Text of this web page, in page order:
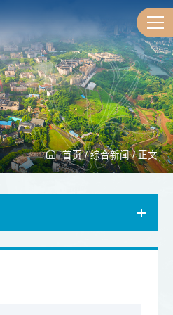
首页/综合新闻/正文